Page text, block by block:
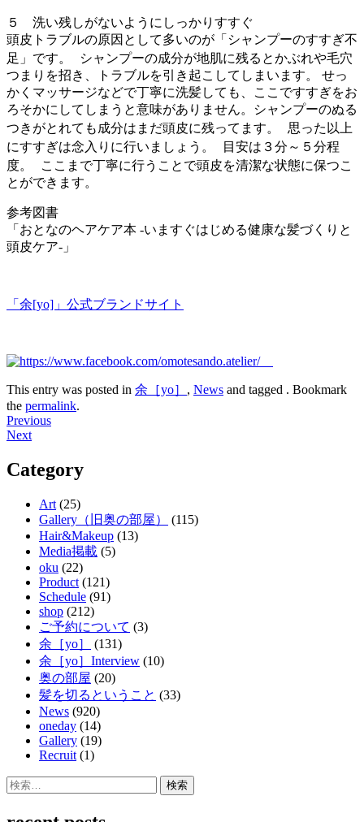
５ 洗い残しがないようにしっかりすすぐ
頭皮トラブルの原因として多いのが「シャンプーのすすぎ不
足」です。 シャンプーの成分が地肌に残るとかぶれや毛穴
つまりを招き、トラブルを引き起こしてしまいます。 せっ
かくマッサージなどで丁寧に洗髪しても、ここですすぎをお
ろそかにしてしまうと意味がありません。シャンプーのぬる
つきがとれても成分はまだ頭皮に残ってます。 思った以上
にすすぎは念入りに行いましょう。 目安は３分～５分程
度。 ここまで丁寧に行うことで頭皮を清潔な状態に保つこ
とができます。
参考図書
「おとなのヘアケア本 -いますぐはじめる健康な髪づくりと
頭皮ケア-」
「余[yo]」公式ブランドサイト
This entry was posted in 余［yo］ , News and tagged . Bookmark
the permalink.
Post
navigation
Previous
Next
Category
Art (25)
Gallery（旧奥の部屋）
(115)
Hair&Makeup (13)
Media掲載 (5)
oku (22)
Product (121)
Schedule (91)
shop (212)
ご予約について (3)
余［yo］
(131)
余［yo］Interview (10)
奥の部屋 (20)
髪を切るということ (33)
News (920)
oneday (14)
Gallery (19)
Recruit (1)
検